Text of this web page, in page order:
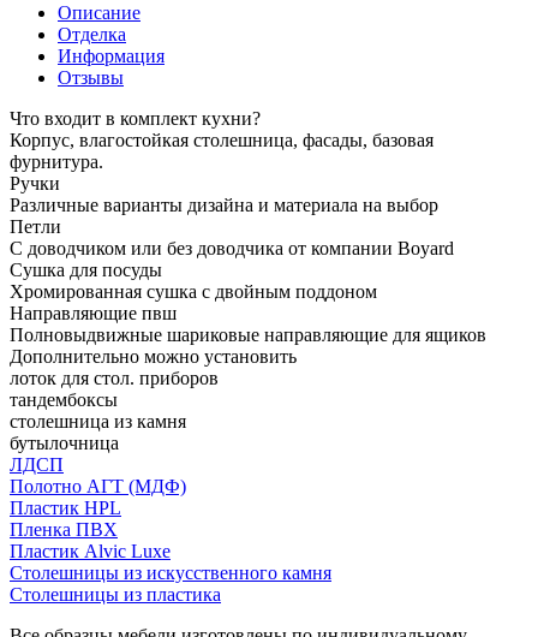
Описание
Отделка
Информация
Отзывы
Что входит в комплект кухни?
Корпус, влагостойкая столешница, фасады, базовая
фурнитура.
Ручки
Различные варианты дизайна и материала на выбор
Петли
С доводчиком или без доводчика от компании Boyard
Сушка для посуды
Хромированная сушка с двойным поддоном
Направляющие пвш
Полновыдвижные шариковые направляющие для ящиков
Дополнительно можно установить
лоток для стол. приборов
тандембоксы
столешница из камня
бутылочница
ЛДСП
Полотно АГТ (МДФ)
Пластик HPL
Пленка ПВХ
Пластик Alvic Luxe
Столешницы из искусственного камня
Столешницы из пластика